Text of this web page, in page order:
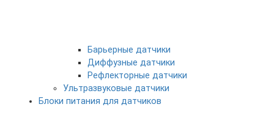
Барьерные датчики
Диффузные датчики
Рефлекторные датчики
Ультразвуковые датчики
Блоки питания для датчиков